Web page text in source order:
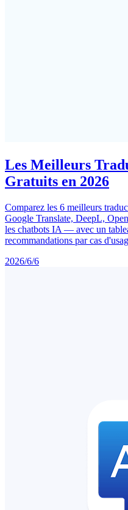
Les Meilleurs
Gratuits en 2026
Comparez les 6 meilleurs
Google Translate, DeepL,
les chatbots IA — avec un
recommandations par cas
2026/6/6